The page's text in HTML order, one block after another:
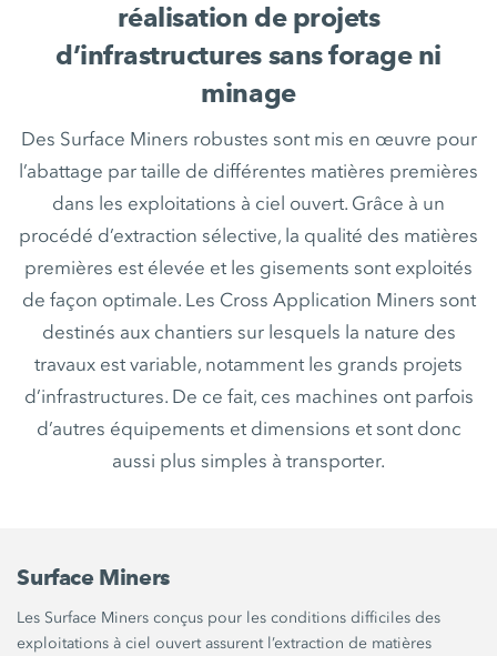
réalisation de projets
d’infrastructures sans forage ni
minage
Des Surface Miners robustes sont mis en œuvre pour
l’abattage par taille de différentes matières premières
dans les exploitations à ciel ouvert. Grâce à un
procédé d’extraction sélective, la qualité des matières
premières est élevée et les gisements sont exploités
de façon optimale. Les Cross Application Miners sont
destinés aux chantiers sur lesquels la nature des
travaux est variable, notamment les grands projets
d’infrastructures. De ce fait, ces machines ont parfois
d’autres équipements et dimensions et sont donc
aussi plus simples à transporter.
Surface Miners
Les Surface Miners conçus pour les conditions difficiles des
exploitations à ciel ouvert assurent l’extraction de matières